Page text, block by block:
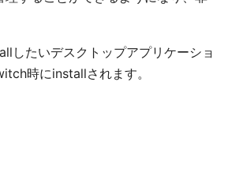
したいデスクトップアプリケーショ
時にinstallされます。